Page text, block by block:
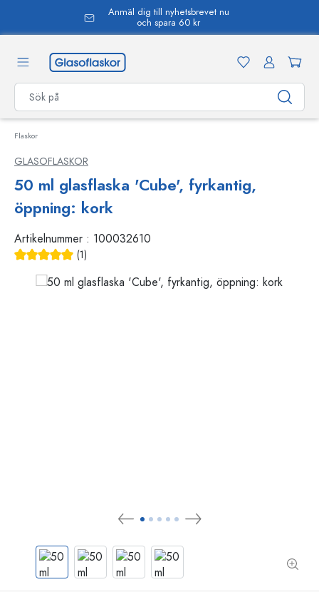
Anmäl dig till nyhetsbrevet nu
och spara 60 kr
Flaskor
GLASOFLASKOR
50 ml glasflaska 'Cube', fyrkantig,
öppning: kork
Artikelnummer : 100032610
(1)